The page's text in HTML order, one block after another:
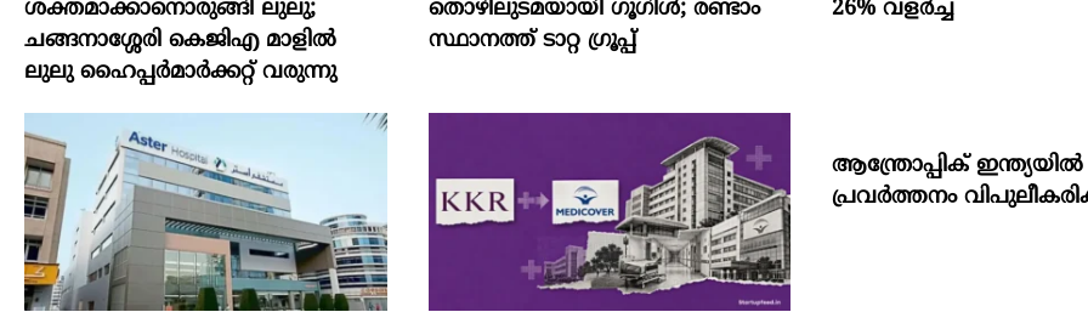
ശക്തമാക്കാനൊരുങ്ങി ലുലു;
ചങ്ങനാശ്ശേരി കെജിഎ മാളിൽ
ലുലു ഹൈപ്പർമാർക്കറ്റ് വരുന്നു
തൊഴിലുടമയായി ഗൂഗിള്‍; രണ്ടാം
സ്ഥാനത്ത് ടാറ്റ ഗ്രൂപ്പ്
26% വളര്‍ച്ച
ആന്ത്രോപ്പിക് ഇന്ത്യയില്‍
പ്രവര്‍ത്തനം